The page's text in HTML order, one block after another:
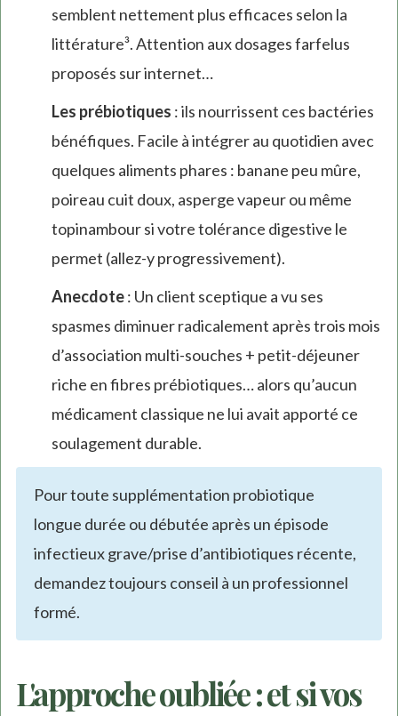
semblent nettement plus efficaces selon la
littérature³. Attention aux dosages farfelus
proposés sur internet…
Les prébiotiques : ils nourrissent ces bactéries
bénéfiques. Facile à intégrer au quotidien avec
quelques aliments phares : banane peu mûre,
poireau cuit doux, asperge vapeur ou même
topinambour si votre tolérance digestive le
permet (allez-y progressivement).
Anecdote: Un client sceptique a vu ses
spasmes diminuer radicalement après trois mois
d’association multi-souches + petit-déjeuner
riche en fibres prébiotiques… alors qu’aucun
médicament classique ne lui avait apporté ce
soulagement durable.
Pour toute supplémentation probiotique
longue durée ou débutée après un épisode
infectieux grave/prise d’antibiotiques récente,
demandez toujours conseil à un professionnel
formé.
L'approche oubliée : et si vos